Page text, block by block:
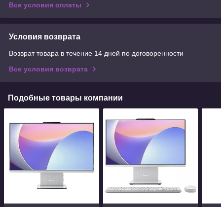
Все условия оплаты
Условия возврата
Возврат товара в течение 14 дней по договоренности
Все условия возврата
Подобные товары компании